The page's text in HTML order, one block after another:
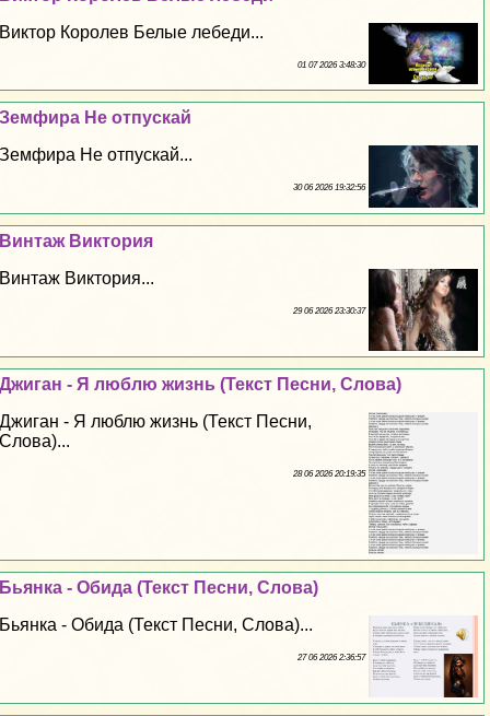
Виктор Королев Белые лебеди...
01 07 2026 3:48:30
Земфира Не отпускай
Земфира Не отпускай...
30 06 2026 19:32:56
Винтаж Виктория
Винтаж Виктория...
29 06 2026 23:30:37
Джиган - Я люблю жизнь (Текст Песни, Слова)
Джиган - Я люблю жизнь (Текст Песни,
Слова)...
28 06 2026 20:19:35
Бьянка - Обида (Текст Песни, Слова)
Бьянка - Обида (Текст Песни, Слова)...
27 06 2026 2:36:57